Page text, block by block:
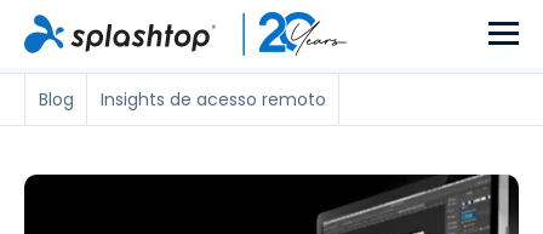
Blog Insights de acesso remoto